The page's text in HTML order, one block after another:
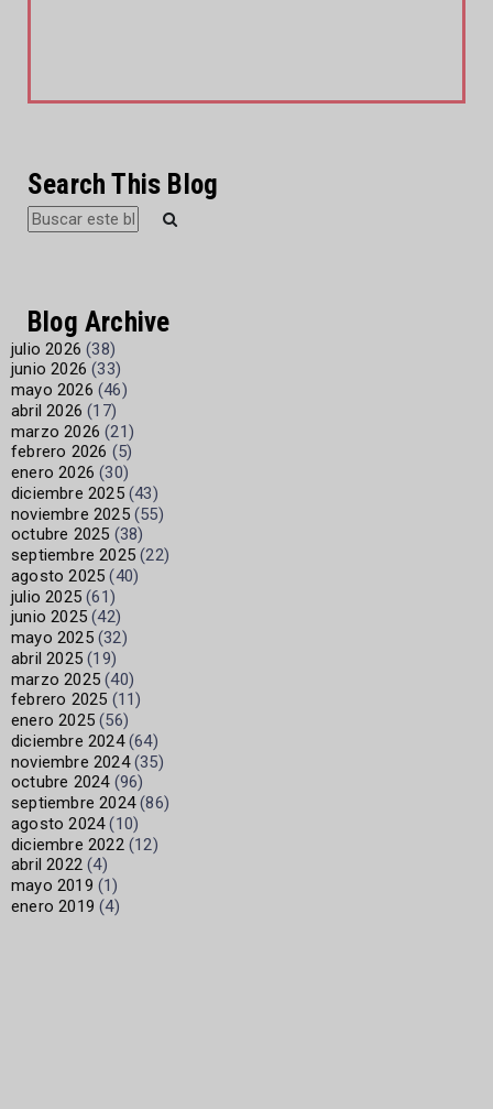
Search This Blog
Blog Archive
julio 2026 (38)
junio 2026 (33)
mayo 2026 (46)
abril 2026 (17)
marzo 2026 (21)
febrero 2026 (5)
enero 2026 (30)
diciembre 2025(43)
noviembre 2025(55)
octubre 2025 (38)
septiembre 2025 (22)
agosto 2025 (40)
julio 2025 (61)
junio 2025 (42)
mayo 2025(32)
abril 2025 (19)
marzo 2025 (40)
febrero 2025 (11)
enero 2025 (56)
diciembre 2024(64)
noviembre 2024(35)
octubre 2024(96)
septiembre 2024(86)
agosto 2024(10)
diciembre 2022 (12)
abril 2022 (4)
mayo 2019 (1)
enero 2019 (4)